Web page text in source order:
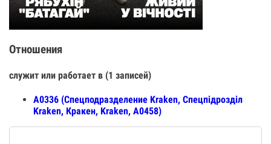
Отношения
служит или работает в (1 записей)
А0336 (Спецподразделение Kraken, Спецпiдроздiл
Kraken, Кракен, Kraken, А0458)